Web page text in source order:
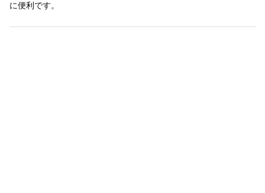
に便利です。